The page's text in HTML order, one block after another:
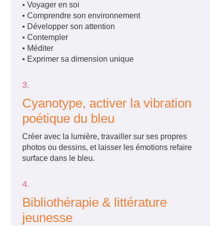
• Voyager en soi
• Comprendre son environnement
• Développer son attention
• Contempler
• Méditer
• Exprimer sa dimension unique
3.
Cyanotype, activer la vibration
poétique du bleu
Créer avec la lumière, travailler sur ses propres
photos ou dessins, et laisser les émotions refaire
surface dans le bleu.
4.
Bibliothérapie & littérature
jeunesse